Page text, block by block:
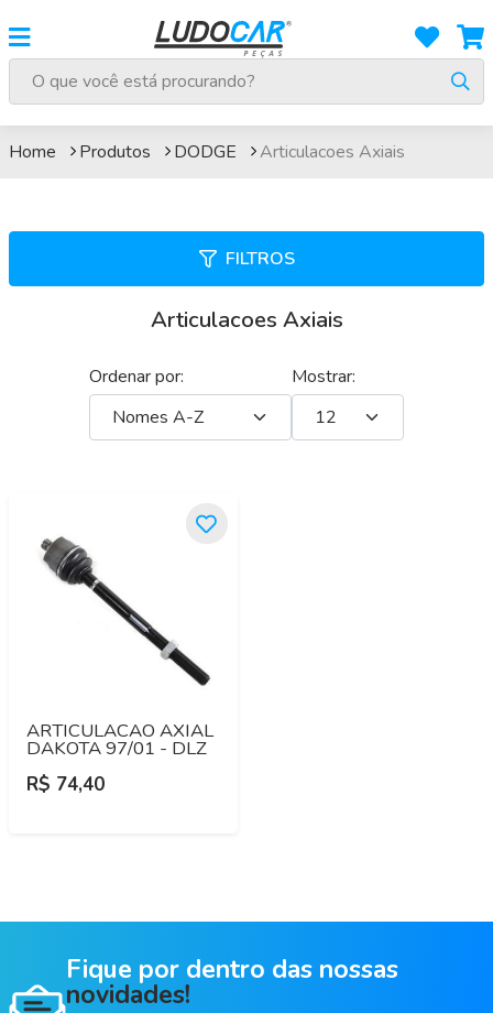
Home Produtos DODGE Articulacoes Axiais
Articulacoes Axiais
FILTROS
Articulacoes Axiais
Ordenar por: Mostrar:
ARTICULACAO AXIAL
DAKOTA 97/01 - DLZ
R$ 74,40
Fique por dentro das nossas
novidades!